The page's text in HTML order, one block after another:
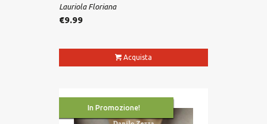
Lauriola Floriana
€9.99
Acquista
In Promozione!